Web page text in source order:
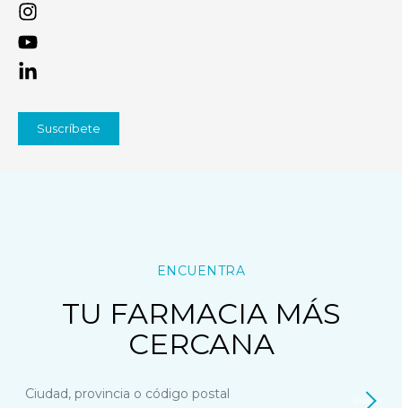
Suscríbete
ENCUENTRA
TU FARMACIA MÁS
CERCANA
Buscar